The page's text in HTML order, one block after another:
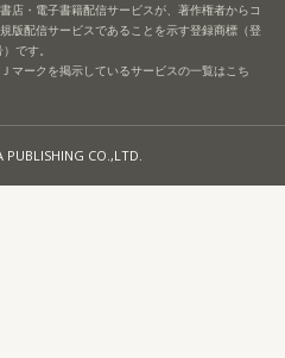
店・電子書籍配信サービスが、著作権者からコ
版配信サービスであることを示す登録商標（登
です。
マークを掲示しているサービスの一覧はこち
CO.,LTD.